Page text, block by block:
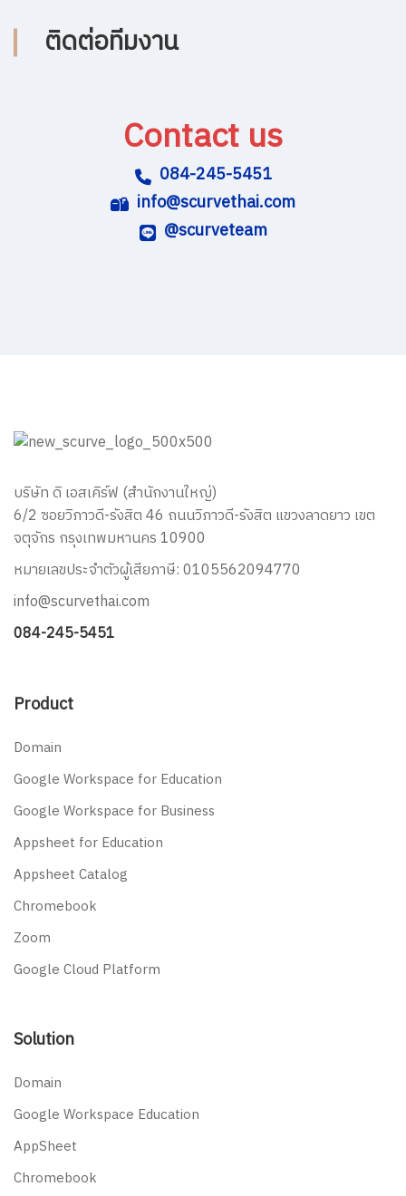
ติดต่อทีมงาน
Contact us
084-245-5451
info@scurvethai.com
@scurveteam
บริษัท ดิ เอสเคิร์ฟ (สำนักงานใหญ่)
6/2 ซอยวิภาวดี-รังสิต 46 ถนนวิภาวดี-รังสิต แขวงลาดยาว เขต
จตุจักร กรุงเทพมหานคร 10900
หมายเลขประจำตัวผู้เสียภาษี: 0105562094770
info@scurvethai.com
084-245-5451
Product
Domain
Google Workspace for Education
Google Workspace for Business
Appsheet for Education
Appsheet Catalog
Chromebook
Zoom
Google Cloud Platform
Solution
Domain
Google Workspace Education
AppSheet
Chromebook